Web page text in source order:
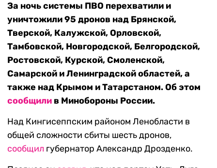
За ночь системы ПВО перехватили и
уничтожили 95 дронов над Брянской,
Тверской, Калужской, Орловской,
Тамбовской, Новгородской, Белгородской,
Ростовской, Курской, Смоленской,
Самарской и Ленинградской областей, а
также над Крымом и Татарстаном. Об этом
сообщили в Минобороны России.
Над Кингисеппским районом Ленобласти в
общей сложности сбиты шесть дронов,
сообщил губернатор Александр Дрозденко.